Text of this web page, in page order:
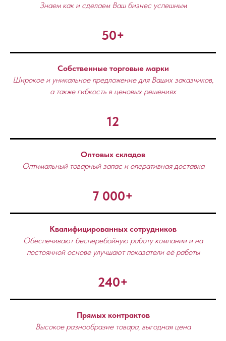
Знаем как и сделаем Ваш бизнес успешным
50+
Собственные торговые марки
Широкое и уникальное предложение для Ваших заказчиков,
а также гибкость в ценовых решениях
12
Оптовых складов
Оптимальный товарный запас и оперативная доставка
7 000+
Квалифицированных сотрудников
Обеспечивают бесперебойную работу компании и на
постоянной основе улучшают показатели её работы
240+
Прямых контрактов
Высокое разнообразие товара, выгодная цена